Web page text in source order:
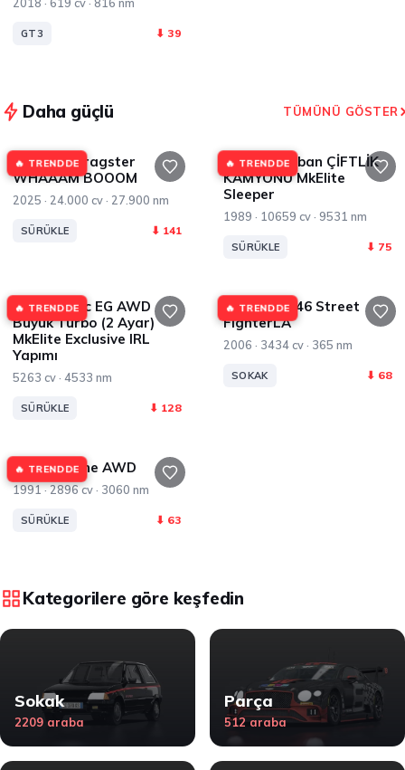
GT3 ⬇ 39
Daha güçlü TÜMÜNÜ GÖSTER
🔥 TRENDDE
Top Fuel Dragster
WHAAAM BOOOM
2025 · 24.000 cv · 27.900 nm
SÜRÜKLE ⬇ 141
🔥 TRENDDE
GMC Suburban ÇİFTLİK
KAMYONU MkElite
Sleeper
1989 · 10659 cv · 9531 nm
SÜRÜKLE ⬇ 75
🔥 TRENDDE
Honda Civic EG AWD
Büyük Turbo (2 Ayar)
MkElite Exclusive IRL
Yapımı
5263 cv · 4533 nm
SÜRÜKLE ⬇ 128
🔥 TRENDDE
BMW M3 E46 Street
FighterLA
2006 · 3434 cv · 365 nm
SOKAK ⬇ 68
🔥 TRENDDE
GMC Syclone AWD
1991 · 2896 cv · 3060 nm
SÜRÜKLE ⬇ 63
Kategorilere göre keşfedin
Sokak
2209 araba
Parça
512 araba